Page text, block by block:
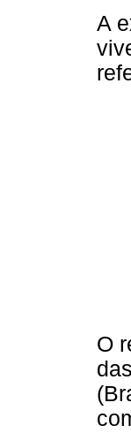
A
O